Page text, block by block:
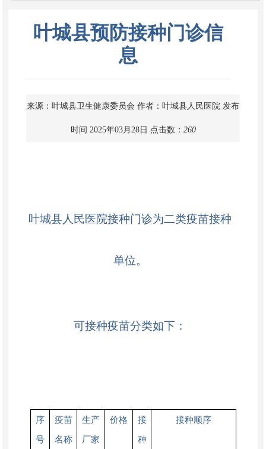
叶城县预防接种门诊信
息
来源：叶城县卫生健康委员会 作者：叶城县人民医院 发布
时间 2025年03月28日 点击数： 260
叶城县人民医院接种门诊为二类疫苗接种
单位。
可接种疫苗分类如下：
序
号
疫苗
名称
生产
厂家
价格 接
种
接种顺序